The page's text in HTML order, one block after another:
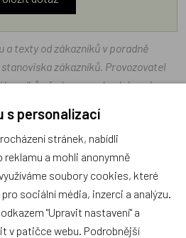
a texty od zákazníků v poradně
zákazníků. Provozovatel
předem neschvaluje ani
Buďte první, kdo se zeptá!
s personalizací
stránek, nabídli
a mohli anonymně
soubory cookies, které
sociální média, inzerci a analýzu.
"Upravit nastavení" a
v patičce webu. Podrobnější